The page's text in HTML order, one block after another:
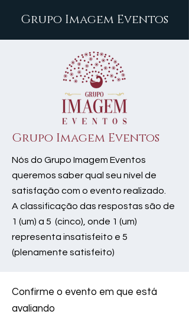
Grupo Imagem Eventos
Grupo Imagem Eventos
Nós do Grupo Imagem Eventos
queremos saber qual seu nível de
satisfação com o evento realizado.
A classificação das respostas são de
1 (um) a 5 (cinco), onde 1 (um)
representa insatisfeito e 5
(plenamente satisfeito)
Confirme o evento em que está
avaliando